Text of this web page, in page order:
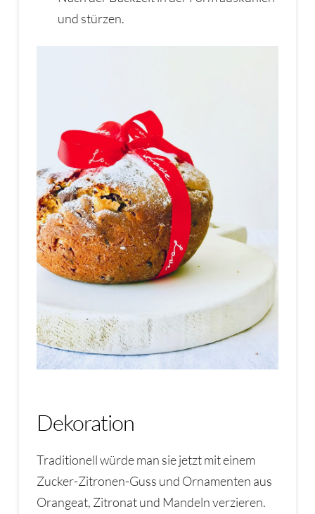
und stürzen.
Dekoration
Traditionell würde man sie jetzt mit einem
Zucker-Zitronen-Guss und Ornamenten aus
Orangeat, Zitronat und Mandeln verzieren.